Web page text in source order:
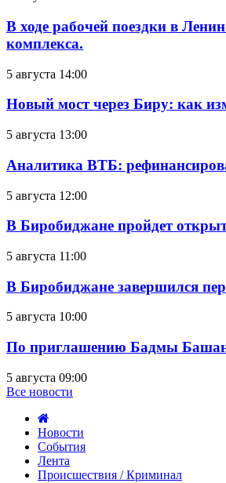
В ходе рабочей поездки в
комплекса.
5 августа 14:00
Новый мост через Биру: как
5 августа 13:00
Аналитика ВТБ:
5 августа 12:00
В Биробиджане пройдет
5 августа 11:00
В Биробиджане завершился
5 августа 10:00
По приглашению Бадмы
5 августа 09:00
Все новости
Новости
События
Лента
Происшествия / Криминал